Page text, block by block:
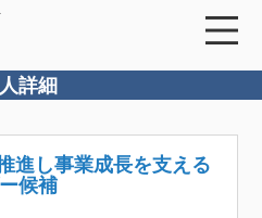
詳細
進し事業成長を支える
候補